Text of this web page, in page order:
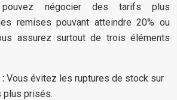
pouvez négocier des tarifs plus
remises pouvant atteindre 20% ou
assurez surtout de trois éléments
Vous évitez les ruptures de stock sur
plus prisés.